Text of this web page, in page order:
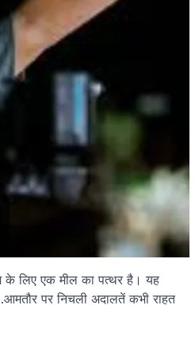
के लिए एक मील का पत्थर है। यह
पर निचली अदालतें कभी राहत